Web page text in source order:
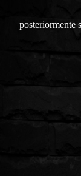
posteriormente